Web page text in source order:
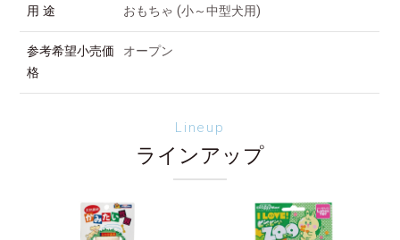
用 途 おもちゃ (小～中型犬用)
参考希望小売価
格
オープン
Lineup
ラインアップ